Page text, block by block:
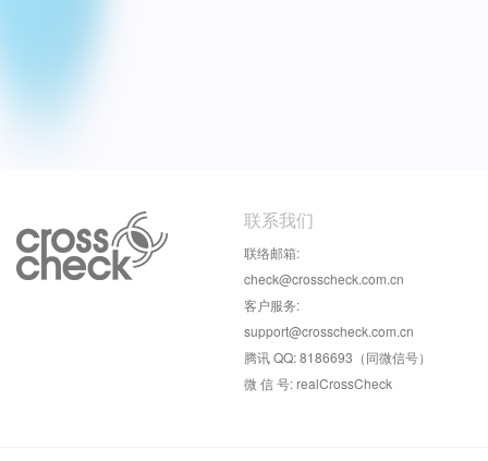
联系我们
联络邮箱:
check@crosscheck.com.cn
客户服务:
support@crosscheck.com.cn
腾讯 QQ: 8186693（同微信号）
微 信 号: realCrossCheck